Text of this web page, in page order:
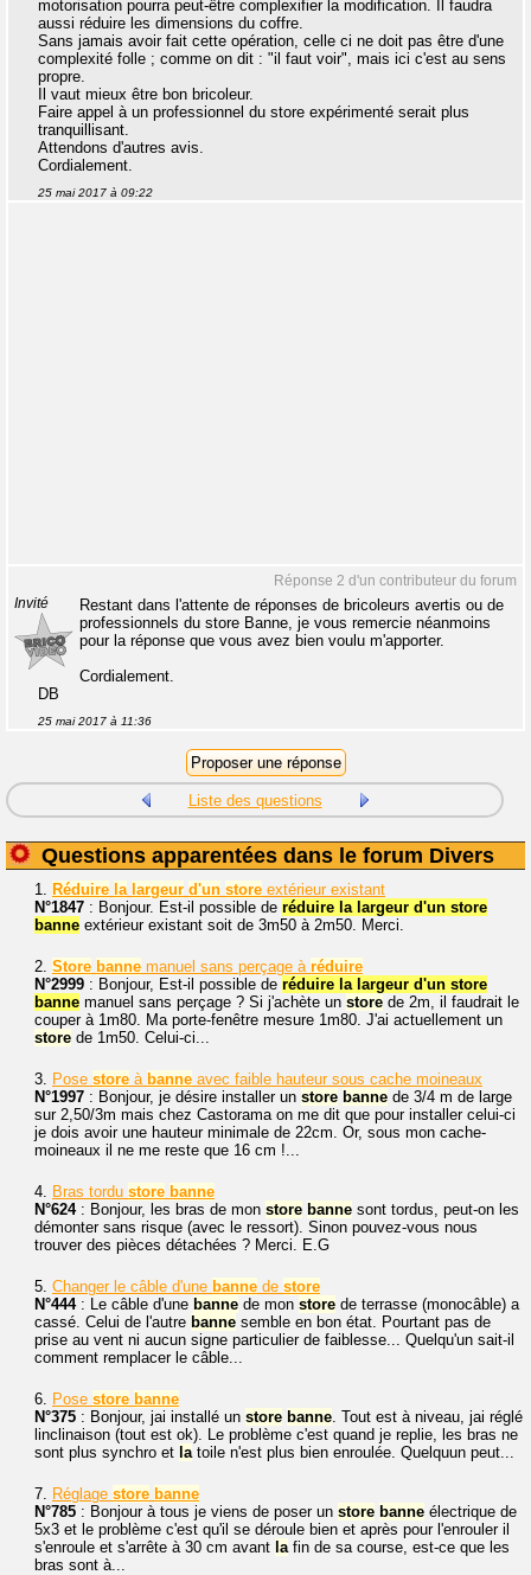
motorisation pourra peut-être complexifier la modification. Il faudra
aussi réduire les dimensions du coffre.
Sans jamais avoir fait cette opération, celle ci ne doit pas être d'une
complexité folle ; comme on dit : "il faut voir", mais ici c'est au sens
propre.
Il vaut mieux être bon bricoleur.
Faire appel à un professionnel du store expérimenté serait plus
tranquillisant.
Attendons d'autres avis.
Cordialement.
25 mai 2017 à 09:22
Réponse 2 d'un contributeur du forum
Invité
Restant dans l'attente de réponses de bricoleurs avertis ou de
professionnels du store Banne, je vous remercie néanmoins
pour la réponse que vous avez bien voulu m'apporter.
Cordialement.
DB
25 mai 2017 à 11:36
Liste des questions
Questions apparentées dans le forum Divers
1. Réduire la largeur d'un store extérieur existant
N°1847 : Bonjour. Est-il possible de réduire la largeur d'un store
banne extérieur existant soit de 3m50 à 2m50. Merci.
2. Store banne manuel sans perçage à réduire
N°2999 : Bonjour, Est-il possible de réduire la largeur d'un store
banne manuel sans perçage ? Si j'achète un store de 2m, il faudrait le
couper à 1m80. Ma porte-fenêtre mesure 1m80. J'ai actuellement un
store de 1m50. Celui-ci...
3. Pose store à banne avec faible hauteur sous cache moineaux
N°1997 : Bonjour, je désire installer un store banne de 3/4 m de large
sur 2,50/3m mais chez Castorama on me dit que pour installer celui-ci
je dois avoir une hauteur minimale de 22cm. Or, sous mon cache-
moineaux il ne me reste que 16 cm !...
4. Bras tordu store banne
N°624: Bonjour, les bras de mon store banne sont tordus, peut-on les
démonter sans risque (avec le ressort). Sinon pouvez-vous nous
trouver des pièces détachées ? Merci. E.G
5. Changer le câble d'une banne de store
N°444: Le câble d'une banne de mon store de terrasse (monocâble) a
cassé. Celui de l'autre banne semble en bon état. Pourtant pas de
prise au vent ni aucun signe particulier de faiblesse... Quelqu'un sait-il
comment remplacer le câble...
6. Pose store banne
N°375 : Bonjour, jai installé un store banne. Tout est à niveau, jai réglé
linclinaison (tout est ok). Le problème c'est quand je replie, les bras ne
sont plus synchro et latoile n'est plus bien enroulée. Quelquun peut...
7. Réglage store banne
N°785 : Bonjour à tous je viens de poser un store banne électrique de
5x3 et le problème c'est qu'il se déroule bien et après pour l'enrouler il
s'enroule et s'arrête à 30 cm avant lafin de sa course, est-ce que les
bras sont à...